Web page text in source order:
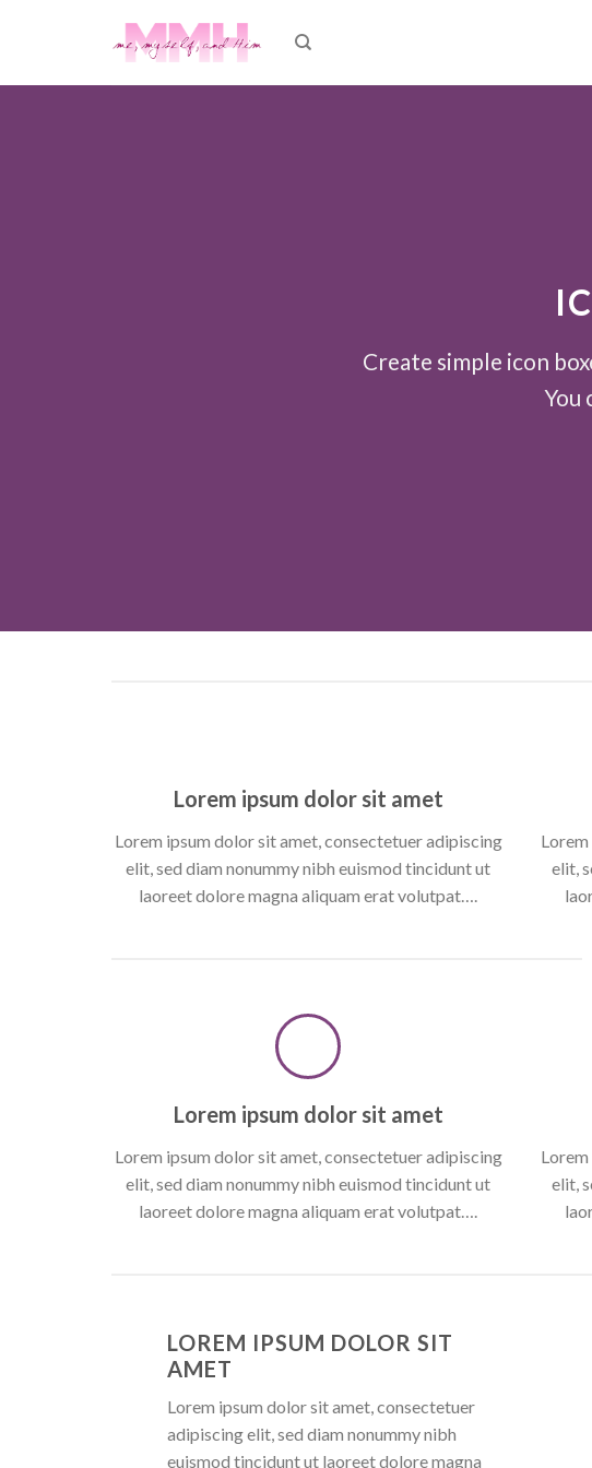
Create simple icon
You
Lorem ipsum dolor sit amet
Lorem ipsum dolor sit amet, consectetuer adipiscing
elit, sed diam nonummy nibh euismod tincidunt ut
laoreet dolore magna aliquam erat volutpat….
elit,
Lorem ipsum dolor sit amet
Lorem ipsum dolor sit amet, consectetuer adipiscing
elit, sed diam nonummy nibh euismod tincidunt ut
laoreet dolore magna aliquam erat volutpat….
elit,
LOREM IPSUM DOLOR SIT
AMET
Lorem ipsum dolor sit amet, consectetuer
adipiscing elit, sed diam nonummy nibh
euismod tincidunt ut laoreet dolore magna